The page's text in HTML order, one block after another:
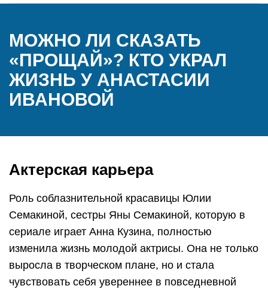
МОЖНО ЛИ СКАЗАТЬ
«ПРОЩАЙ»? КТО УКРАЛ
ЖИЗНЬ У АНАСТАСИИ
ИВАНОВОЙ
Актерская карьера
Роль соблазнительной красавицы Юлии
Семакиной, сестры Яны Семакиной, которую в
сериале играет Анна Кузина, полностью
изменила жизнь молодой актрисы. Она не только
выросла в творческом плане, но и стала
чувствовать себя увереннее в повседневной